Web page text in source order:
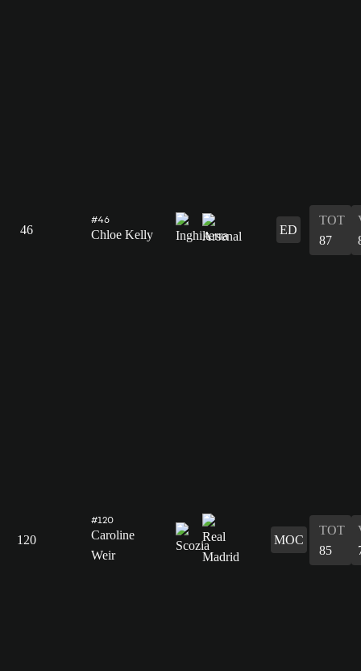
46
#46
Chloe Kelly ED
TOT
87
120
#120
Caroline
Weir
MOC
TOT
85